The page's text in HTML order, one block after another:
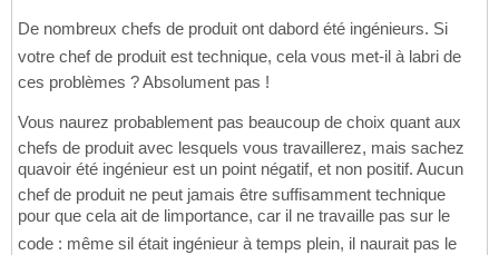
De nombreux chefs de produit ont dabord été ingénieurs. Si
votre chef de produit est technique, cela vous met-il à labri de
ces problèmes ? Absolument pas !
Vous naurez probablement pas beaucoup de choix quant aux
chefs de produit avec lesquels vous travaillerez, mais sachez
quavoir été ingénieur est un point négatif, et non positif. Aucun
chef de produit ne peut jamais être suffisamment technique
pour que cela ait de limportance, car il ne travaille pas sur le
code : même sil était ingénieur à temps plein, il naurait pas le